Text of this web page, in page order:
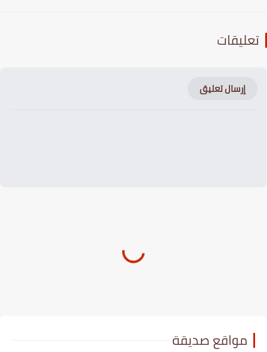
إرسال تعليق
مواقع صديقة